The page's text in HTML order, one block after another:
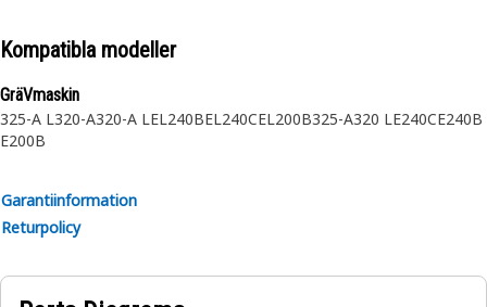
Kompatibla modeller
GräVmaskin
325-A L320-A320-A LEL240BEL240CEL200B325-A320 LE240CE240B
E200B
Garantiinformation
Returpolicy